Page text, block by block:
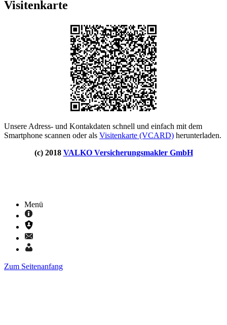
Visitenkarte
Unsere Adress- und Kontakdaten schnell und einfach mit dem
Smartphone scannen oder als Visitenkarte (VCARD) herunterladen.
(c) 2018 VALKO Versicherungsmakler GmbH
Menü
Zum Seitenanfang